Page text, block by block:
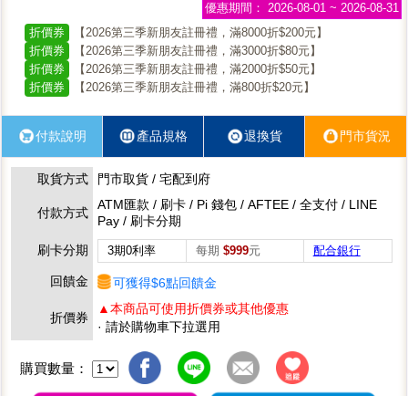
優惠期間： 2026-08-01 ~ 2026-08-31
折價券
【2026第三季新朋友註冊禮，滿8000折$200元】
折價券
【2026第三季新朋友註冊禮，滿3000折$80元】
折價券
【2026第三季新朋友註冊禮，滿2000折$50元】
折價券
【2026第三季新朋友註冊禮，滿800折$20元】
付款說明 產品規格 退換貨 門市貨況
取貨方式 門市取貨 / 宅配到府
付款方式
ATM匯款 / 刷卡 / Pi 錢包 / AFTEE / 全支付 / LINE
Pay / 刷卡分期
刷卡分期
3期0利率 每期 $999元 配合銀行
回饋金 可獲得$6點回饋金
折價券
▲本商品可使用折價券或其他優惠
· 請於購物車下拉選用
購買數量：